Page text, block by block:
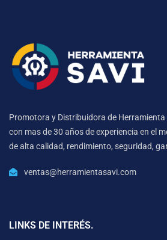
Promotora y Distribuidora de Herramienta
con mas de 30 años de experiencia en el
de alta calidad, rendimiento, seguridad,
ventas@herramientasavi.com
LINKS DE INTERÉS.